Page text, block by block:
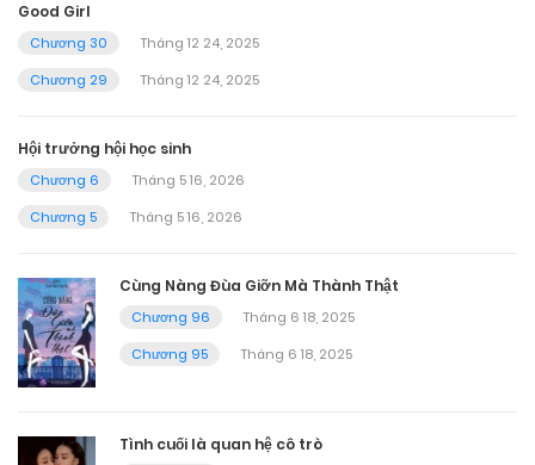
Good Girl
Chương 30
Tháng 12 24, 2025
Chương 29
Tháng 12 24, 2025
Hội trưởng hội học sinh
Chương 6
Tháng 5 16, 2026
Chương 5
Tháng 5 16, 2026
Cùng Nàng Đùa Giỡn Mà Thành Thật
Chương 96
Tháng 6 18, 2025
Chương 95
Tháng 6 18, 2025
Tình cuối là quan hệ cô trò